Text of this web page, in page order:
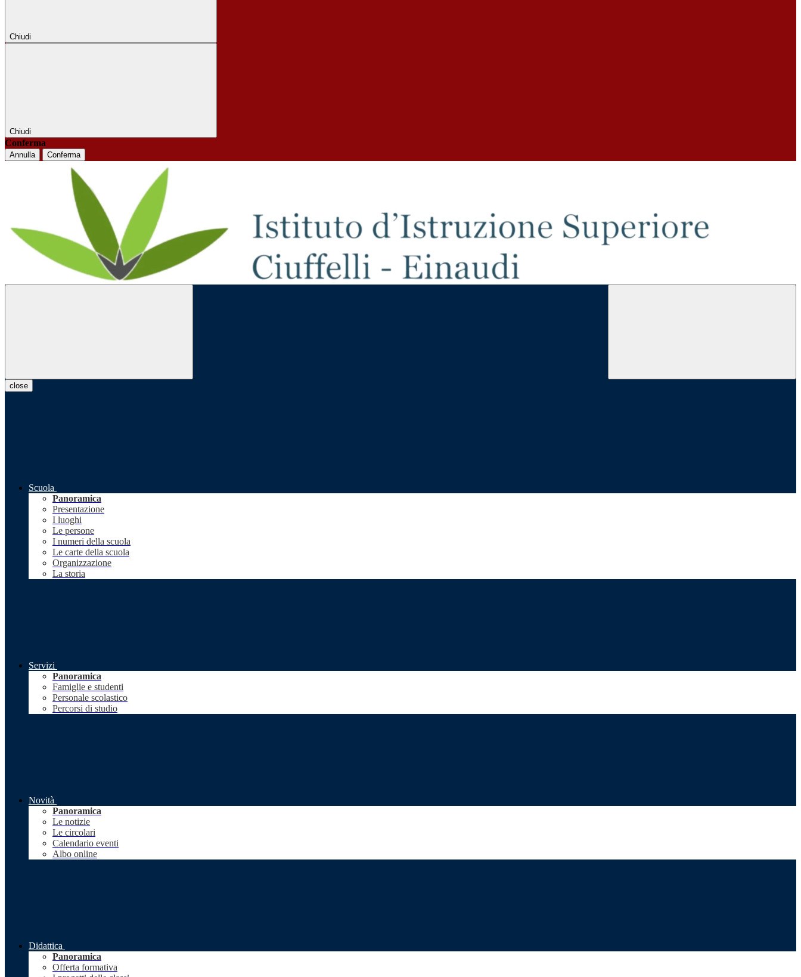
Chiudi
Chiudi
Conferma
Annulla Conferma
close
Scuola
Panoramica
Presentazione
I luoghi
Le persone
I numeri della scuola
Le carte della scuola
Organizzazione
La storia
Servizi
Panoramica
Famiglie e studenti
Personale scolastico
Percorsi di studio
Novità
Panoramica
Le notizie
Le circolari
Calendario eventi
Albo online
Didattica
Panoramica
Offerta formativa